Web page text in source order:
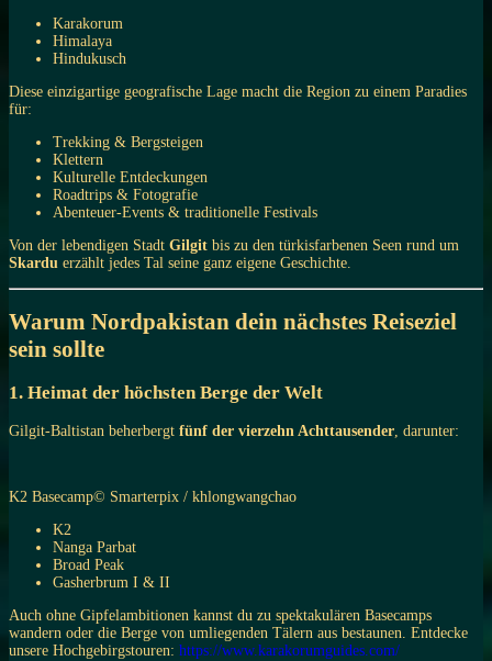
Karakorum
Himalaya
Hindukusch
Diese einzigartige geografische Lage macht die Region zu einem Paradies
für:
Trekking & Bergsteigen
Klettern
Kulturelle Entdeckungen
Roadtrips & Fotografie
Abenteuer-Events & traditionelle Festivals
Von der lebendigen Stadt Gilgit bis zu den türkisfarbenen Seen rund um
Skardu erzählt jedes Tal seine ganz eigene Geschichte.
Warum Nordpakistan dein nächstes Reiseziel
sein sollte
1. Heimat der höchsten Berge der Welt
Gilgit-Baltistan beherbergt fünf der vierzehn Achttausender, darunter:
K2 Basecamp© Smarterpix / khlongwangchao
K2
Nanga Parbat
Broad Peak
Gasherbrum I & II
Auch ohne Gipfelambitionen kannst du zu spektakulären Basecamps
wandern oder die Berge von umliegenden Tälern aus bestaunen. Entdecke
unsere Hochgebirgstouren: https://www.karakorumguides.com/